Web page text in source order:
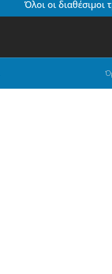
Όλοι οι διαθέσιμοι